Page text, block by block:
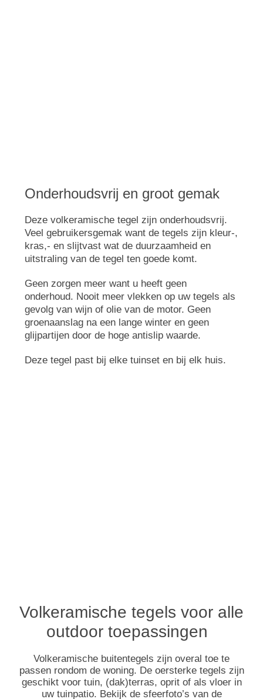
Onderhoudsvrij en groot gemak
Deze volkeramische tegel zijn onderhoudsvrij.
Veel gebruikersgemak want de tegels zijn kleur-,
kras,- en slijtvast wat de duurzaamheid en
uitstraling van de tegel ten goede komt.
Geen zorgen meer want u heeft geen
onderhoud. Nooit meer vlekken op uw tegels als
gevolg van wijn of olie van de motor. Geen
groenaanslag na een lange winter en geen
glijpartijen door de hoge antislip waarde.
Deze tegel past bij elke tuinset en bij elk huis.
Volkeramische tegels voor alle
outdoor toepassingen
Volkeramische buitentegels zijn overal toe te
passen rondom de woning. De oersterke tegels zijn
geschikt voor tuin, (dak)terras, oprit of als vloer in
uw tuinpatio. Bekijk de sfeerfoto’s van de